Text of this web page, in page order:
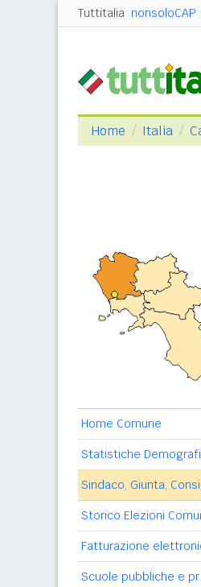
Tuttitalia nonsoloCAP
Home Italia
Home Comune
Statistiche
Sindaco, Giunta,
Storico Elezioni
Fatturazione
Scuole pubbliche e pr.